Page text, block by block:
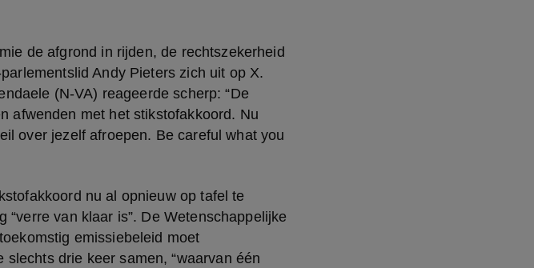
de afgrond in rijden, de rechtszekerheid
Andy Pieters zich uit op X.
(N-VA) reageerde scherp: “De
afwenden met het stikstofakkoord. Nu
over jezelf afroepen. Be careful what you
nu al opnieuw op tafel te
van klaar is”. De Wetenschappelijke
emissiebeleid moet
drie keer samen, “waarvan één